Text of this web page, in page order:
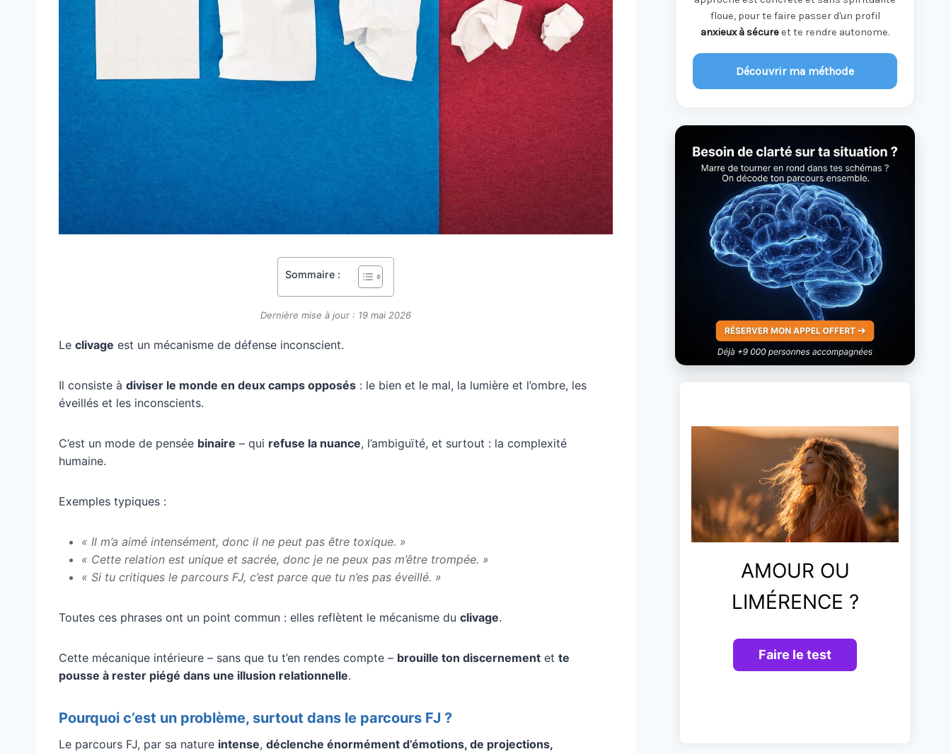
Sommaire :
Dernière mise à jour : 19 mai 2026
Le clivage est un mécanisme de défense inconscient.
Il consiste à diviser le monde en deux camps opposés : le bien et le mal, la lumière et l’ombre, les
éveillés et les inconscients.
C’est un mode de pensée binaire – qui refuse la nuance, l’ambiguïté, et surtout : la complexité
humaine.
Exemples typiques :
« Il m’a aimé intensément, donc il ne peut pas être toxique. »
« Cette relation est unique et sacrée, donc je ne peux pas m’être trompée. »
« Si tu critiques le parcours FJ, c’est parce que tu n’es pas éveillé. »
Toutes ces phrases ont un point commun : elles reflètent le mécanisme du clivage.
Cette mécanique intérieure – sans que tu t’en rendes compte – brouille ton discernement et te
pousse à rester piégé dans une illusion relationnelle.
Pourquoi c’est un problème, surtout dans le parcours FJ ?
Le parcours FJ, par sa nature intense, déclenche énormément d’émotions, de projections,
floue, pour te faire passer d'un profil
anxieux à sécureet te rendre autonome.
Découvrir ma méthode
AMOUR OU
LIMÉRENCE ?